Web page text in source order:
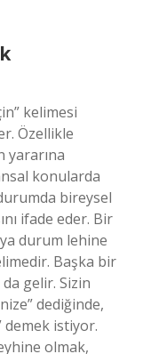
kelimesi
Özellikle
yararına
konularda
bireysel
ifade eder. Bir
durum lehine
Başka bir
da gelir. Sizin
dediğinde,
demek istiyor.
olmak,